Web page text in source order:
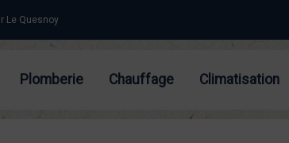
Le Quesnoy
Plomberie Chauffage Climatisation